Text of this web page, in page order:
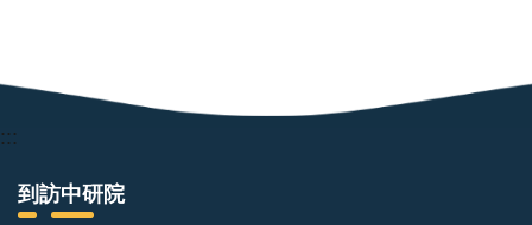
:::
到訪中研院